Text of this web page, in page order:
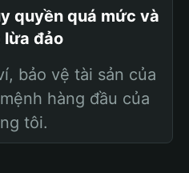
quyền quá mức và
lừa đảo
bảo vệ tài sản của
hàng đầu của
tôi.